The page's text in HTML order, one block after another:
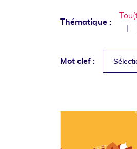
Thématique :
Mot clef :